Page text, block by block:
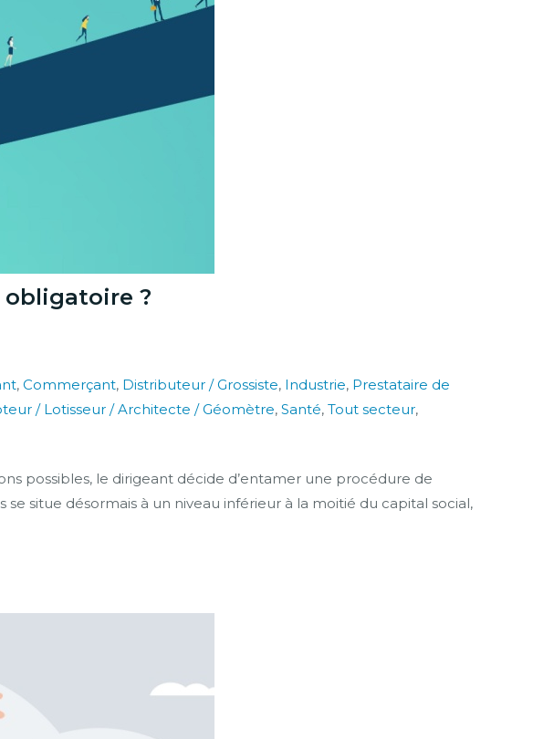
?
, Commerçant, Distributeur / Grossiste, Industrie, Prestataire de
/ Lotisseur / Architecte / Géomètre, Santé, Tout secteur,
possibles, le dirigeant décide d’entamer une procédure de
situe désormais à un niveau inférieur à la moitié du capital social,